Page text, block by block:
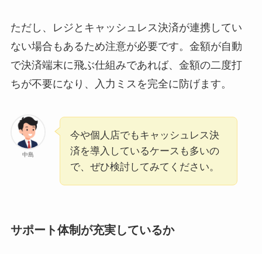
ただし、レジとキャッシュレス決済が連携してい
ない場合もあるため注意が必要です。金額が自動
で決済端末に飛ぶ仕組みであれば、金額の二度打
ちが不要になり、入力ミスを完全に防げます。
中島
今や個人店でもキャッシュレス決
済を導入しているケースも多いの
で、ぜひ検討してみてください。
サポート体制が充実しているか